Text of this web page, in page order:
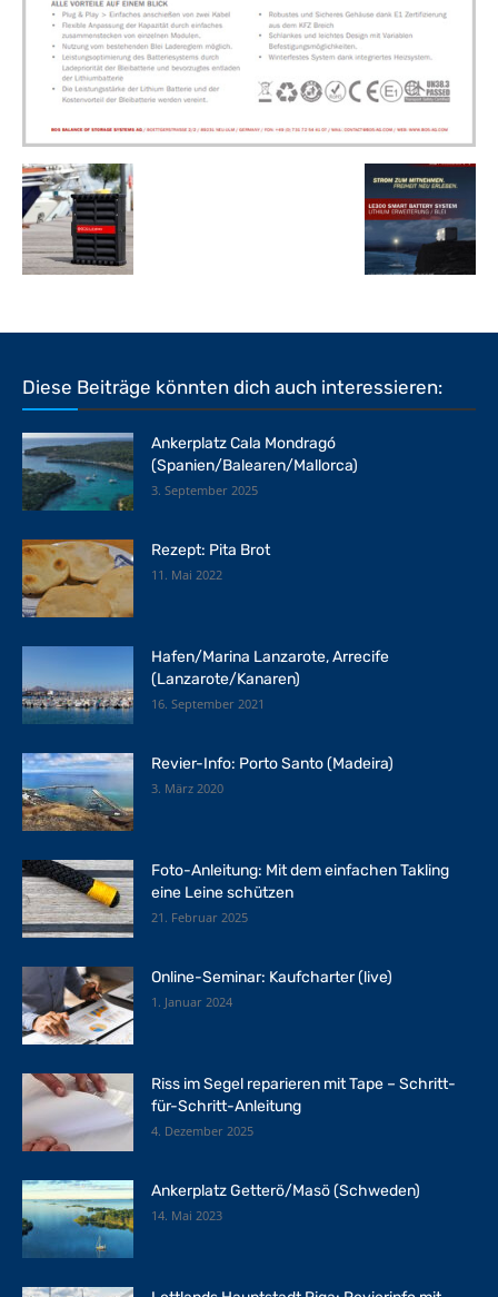
Diese Beiträge könnten dich auch interessieren:
Ankerplatz Cala Mondragó
(Spanien/Balearen/Mallorca)
3. September 2025
Rezept: Pita Brot
11. Mai 2022
Hafen/Marina Lanzarote, Arrecife
(Lanzarote/Kanaren)
16. September 2021
Revier-Info: Porto Santo (Madeira)
3. März 2020
Foto-Anleitung: Mit dem einfachen Takling
eine Leine schützen
21. Februar 2025
Online-Seminar: Kaufcharter (live)
1. Januar 2024
Riss im Segel reparieren mit Tape – Schritt-
für-Schritt-Anleitung
4. Dezember 2025
Ankerplatz Getterö/Masö (Schweden)
14. Mai 2023